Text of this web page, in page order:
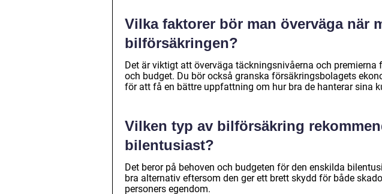
Vilka faktorer bör man överväga när
bilförsäkringen?
Det är viktigt att överväga täckningsnivåerna och
och budget. Du bör också granska försäkringsbolagets
för att få en bättre uppfattning om hur bra de hanterar sina
Vilken typ av bilförsäkring
bilentusiast?
Det beror på behoven och budgeten för den enskilda
bra alternativ eftersom den ger ett brett skydd för både
personers egendom.